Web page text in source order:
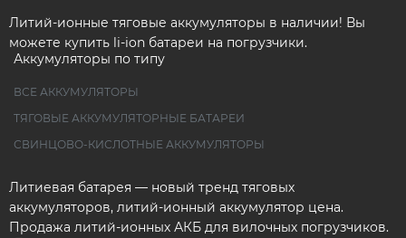
Литий-ионные тяговые аккумуляторы в наличии! Вы
можете купить li-ion батареи на погрузчики.
Аккумуляторы по типу
ВСЕ АККУМУЛЯТОРЫ
ТЯГОВЫЕ АККУМУЛЯТОРНЫЕ БАТАРЕИ
СВИНЦОВО-КИСЛОТНЫЕ АККУМУЛЯТОРЫ
Литиевая батарея — новый тренд тяговых
аккумуляторов, литий-ионный аккумулятор цена.
Продажа литий-ионных АКБ для вилочных погрузчиков.